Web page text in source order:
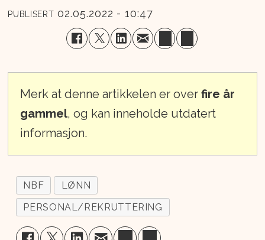
PUBLISERT 02.05.2022 - 10:47
Merk at denne artikkelen er overfire år
gammel, og kan inneholde utdatert
informasjon.
NBF
LØNN
PERSONAL/REKRUTTERING